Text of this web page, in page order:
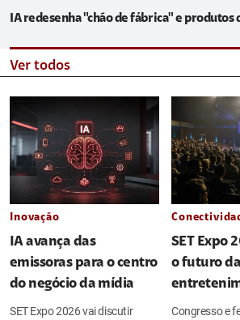
IA redesenha "chão de fábrica" e produtos
Ver todos
Inovação
IA avança das
emissoras para o centro
do negócio da mídia
SET Expo 2026 vai discutir
SET Expo
o futuro
Congresso e